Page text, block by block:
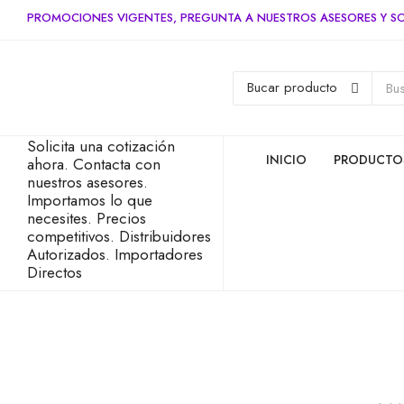
PROMOCIONES VIGENTES, PREGUNTA A NUESTROS ASESORES Y
Solicita una cotización
ahora. Contacta con
nuestros asesores.
Importamos lo que
necesites. Precios
competitivos. Distribuidores
Autorizados. Importadores
Directos
INICIO